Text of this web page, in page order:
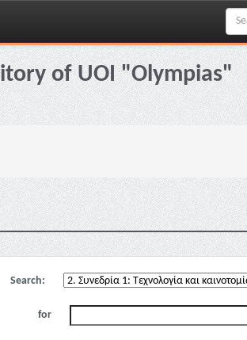
of UOI "Olympias"
Search:
for